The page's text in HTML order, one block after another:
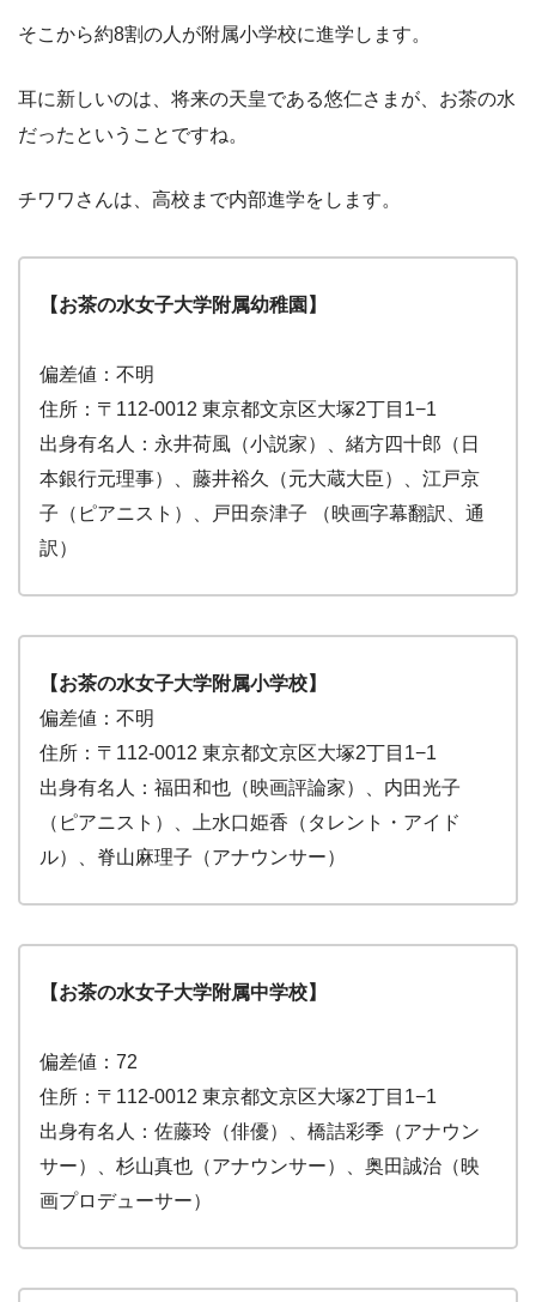
そこから約8割の人が附属小学校に進学します。
耳に新しいのは、将来の天皇である悠仁さまが、お茶の水
だったということですね。
チワワさんは、高校まで内部進学をします。
【お茶の水女子大学附属幼稚園】
偏差値：不明
住所：〒112-0012 東京都文京区大塚2丁目1−1
出身有名人：永井荷風（小説家）、緒方四十郎（日
本銀行元理事）、藤井裕久（元大蔵大臣）、江戸京
子（ピアニスト）、戸田奈津子 （映画字幕翻訳、通
訳）
【お茶の水女子大学附属小学校】
偏差値：不明
住所：〒112-0012 東京都文京区大塚2丁目1−1
出身有名人：福田和也（映画評論家）、内田光子
（ピアニスト）、上水口姫香（タレント・アイド
ル）、脊山麻理子（アナウンサー）
【お茶の水女子大学附属中学校】
偏差値：72
住所：〒112-0012 東京都文京区大塚2丁目1−1
出身有名人：佐藤玲（俳優）、橋詰彩季（アナウン
サー）、杉山真也（アナウンサー）、奥田誠治（映
画プロデューサー）